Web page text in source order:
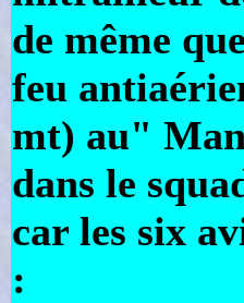
de même
feu
mt) au"
dans le
car les six
: